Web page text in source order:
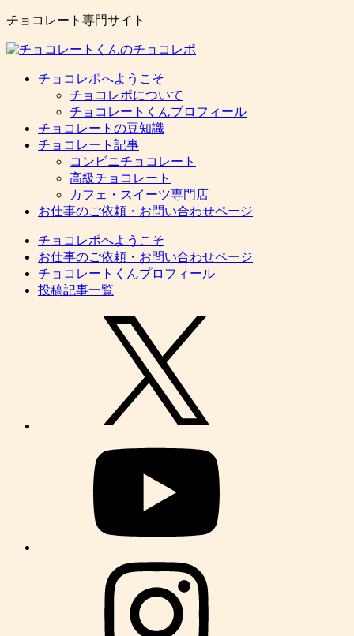
チョコレート専門サイト
チョコレポへようこそ
チョコレポについて
チョコレートくんプロフィール
チョコレートの豆知識
チョコレート記事
コンビニチョコレート
高級チョコレート
カフェ・スイーツ専門店
お仕事のご依頼・お問い合わせページ
チョコレポへようこそ
お仕事のご依頼・お問い合わせページ
チョコレートくんプロフィール
投稿記事一覧